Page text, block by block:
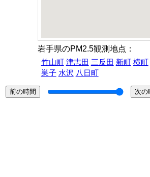
岩手県のPM2.5観測地点：
竹山町 津志田 三反田 新町 横町
巣子 水沢 八日町